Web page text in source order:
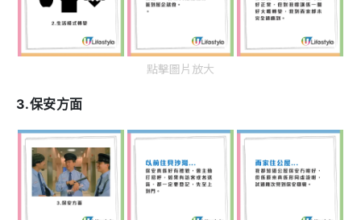
點擊圖片放大
3.保安方面